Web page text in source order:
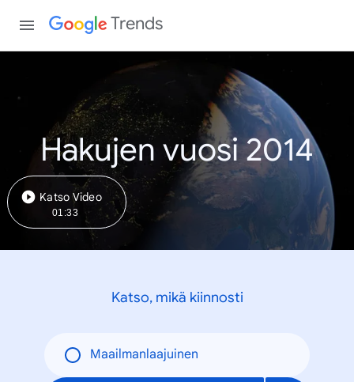
Trends
Hakujen vuosi 2014
Katso Video
01:33
Katso, mikä kiinnosti
Maailmanlaajuinen